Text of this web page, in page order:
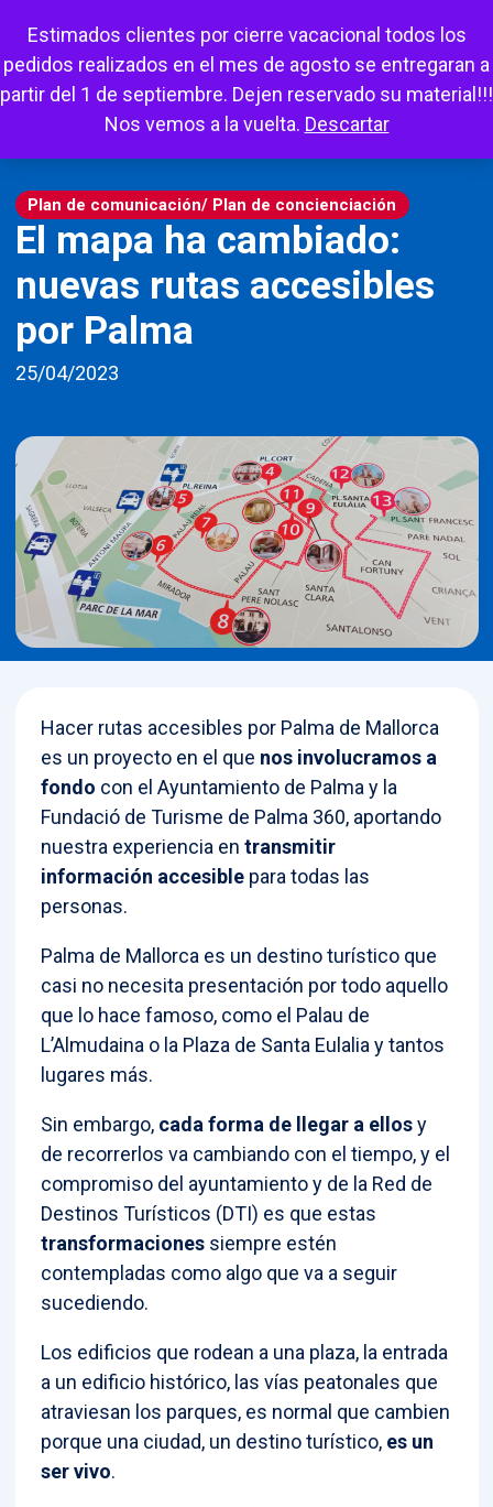
Estimados clientes por cierre vacacional todos los
pedidos realizados en el mes de agosto se entregaran a
partir del 1 de septiembre. Dejen reservado su material!!!
Nos vemos a la vuelta. Descartar
Mi cuenta Carrito Favoritos Escuchar
Plan de comunicación/ Plan de concienciación
El mapa ha cambiado:
nuevas rutas accesibles
por Palma
25/04/2023
Hacer rutas accesibles por Palma de Mallorca
es un proyecto en el que nos involucramos a
fondo con el Ayuntamiento de Palma y la
Fundació de Turisme de Palma 360, aportando
nuestra experiencia entransmitir
información accesible para todas las
personas.
Palma de Mallorca es un destino turístico que
casi no necesita presentación por todo aquello
que lo hace famoso, como el Palau de
L’Almudaina o la Plaza de Santa Eulalia y tantos
lugares más.
Sin embargo, cada forma de llegar a ellosy
de recorrerlos va cambiando con el tiempo, y el
compromiso del ayuntamiento y de la Red de
Destinos Turísticos (DTI) es que estas
transformaciones siempre estén
contempladas como algo que va a seguir
sucediendo.
Los edificios que rodean a una plaza, la entrada
a un edificio histórico, las vías peatonales que
atraviesan los parques, es normal que cambien
porque una ciudad, un destino turístico, es un
ser vivo.